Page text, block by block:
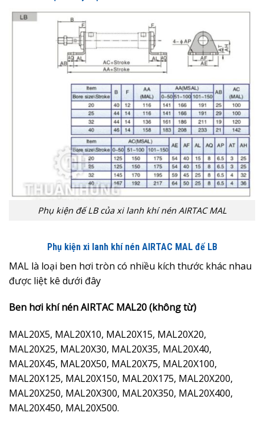
Phụ kiện đế LB của xi lanh khí nén AIRTAC MAL
Phụ kiện xi lanh khí nén AIRTAC MAL đế LB
MAL là loại ben hơi tròn có nhiều kích thước khác nhau
được liệt kê dưới đây
Ben hơi khí nén AIRTAC MAL20 (không từ)
MAL20X5, MAL20X10, MAL20X15, MAL20X20,
MAL20X25, MAL20X30, MAL20X35, MAL20X40,
MAL20X45, MAL20X50, MAL20X75, MAL20X100,
MAL20X125, MAL20X150, MAL20X175, MAL20X200,
MAL20X250, MAL20X300, MAL20X350, MAL20X400,
MAL20X450, MAL20X500.